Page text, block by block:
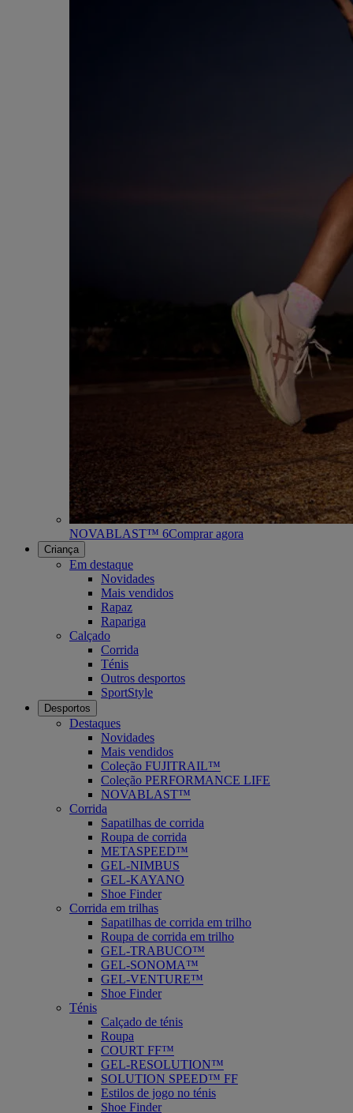
NOVABLAST™ 6Comprar agora
Criança
Em destaque
Novidades
Mais vendidos
Rapaz
Rapariga
Calçado
Corrida
Ténis
Outros desportos
SportStyle
Desportos
Destaques
Novidades
Mais vendidos
Coleção FUJITRAIL™
Coleção PERFORMANCE LIFE
NOVABLAST™
Corrida
Sapatilhas de corrida
Roupa de corrida
METASPEED™
GEL-NIMBUS
GEL-KAYANO
Shoe Finder
Corrida em trilhas
Sapatilhas de corrida em trilho
Roupa de corrida em trilho
GEL-TRABUCO™
GEL-SONOMA™
GEL-VENTURE™
Shoe Finder
Ténis
Calçado de ténis
Roupa
COURT FF™
GEL-RESOLUTION™
SOLUTION SPEED™ FF
Estilos de jogo no ténis
Shoe Finder